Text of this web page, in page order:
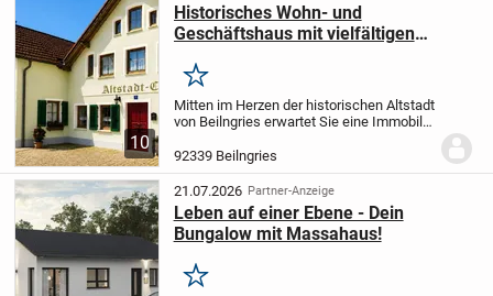
10
Historisches Wohn- und
Geschäftshaus mit vielfältigen
Altstadtlage
Merken
Mitten im Herzen der historischen Altstadt
von Beilngries erwartet Sie eine Immobilie
außergewöhnlichem Potenzial. Das
freistehende Wohn- und Geschäftshaus,
vielen noch...
92339 Beilngries
21.07.2026 Partner-Anzeige
Leben auf einer Ebene - Dein
Bungalow mit Massahaus!
Merken